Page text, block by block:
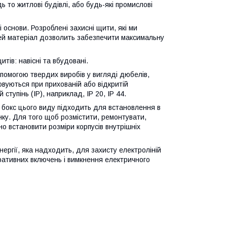
житлові будівлі, або будь-які промислові
Розроблені захисні щити, які ми
матеріал дозволить забезпечити максимальну
навісні та вбудовані.
твердих виробів у вигляді дюбелів,
при прихованій або відкритій
ступінь (IP), наприклад, IP 20, IP 44.
цього виду підходить для встановлення в
Для того щоб розмістити, ремонтувати,
розміри корпусів внутрішніх
яка надходить, для захисту електроліній
включень і вимкнення електричного